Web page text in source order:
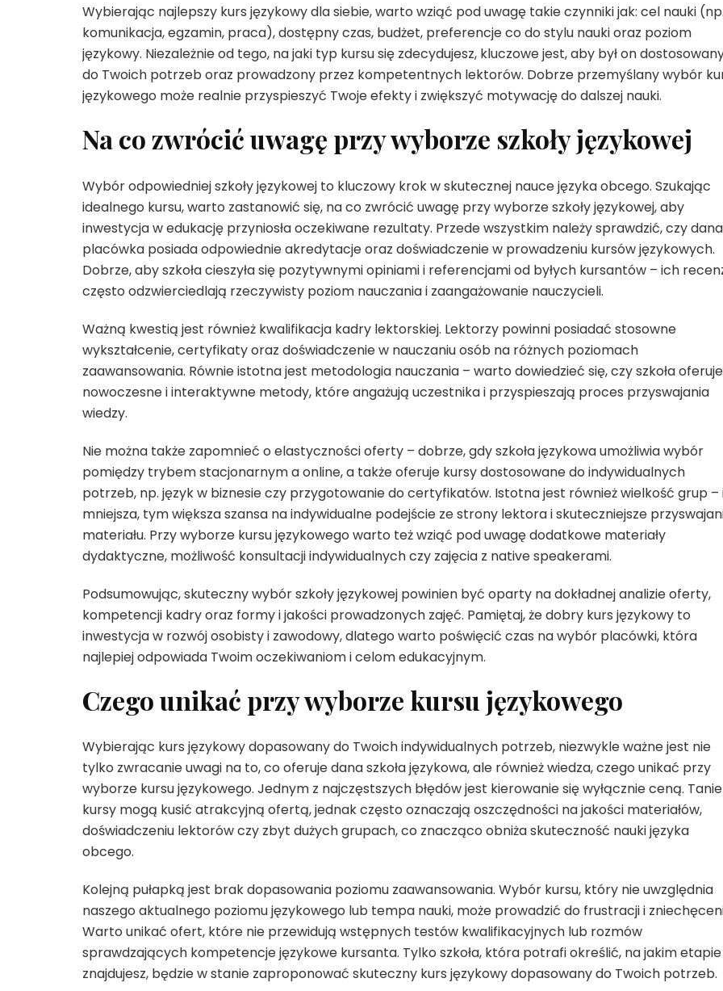
Wybierając najlepszy kurs językowy dla siebie, warto wziąć pod uwagę takie czynniki jak: cel nauki (np.
komunikacja, egzamin, praca), dostępny czas, budżet, preferencje co do stylu nauki oraz poziom
językowy. Niezależnie od tego, na jaki typ kursu się zdecydujesz, kluczowe jest, aby był on
do Twoich potrzeb oraz prowadzony przez kompetentnych lektorów. Dobrze przemyślany wybór
językowego może realnie przyspieszyć Twoje efekty i zwiększyć motywację do dalszej nauki.
Na co zwrócić uwagę przy wyborze szkoły językowej
Wybór odpowiedniej szkoły językowej to kluczowy krok w skutecznej nauce języka obcego. Szukając
idealnego kursu, warto zastanowić się, na co zwrócić uwagę przy wyborze szkoły językowej, aby
inwestycja w edukację przyniosła oczekiwane rezultaty. Przede wszystkim należy sprawdzić, czy dana
placówka posiada odpowiednie akredytacje oraz doświadczenie w prowadzeniu kursów językowych.
Dobrze, aby szkoła cieszyła się pozytywnymi opiniami i referencjami od byłych kursantów – ich
często odzwierciedlają rzeczywisty poziom nauczania i zaangażowanie nauczycieli.
Ważną kwestią jest również kwalifikacja kadry lektorskiej. Lektorzy powinni posiadać stosowne
wykształcenie, certyfikaty oraz doświadczenie w nauczaniu osób na różnych poziomach
zaawansowania. Równie istotna jest metodologia nauczania – warto dowiedzieć się, czy szkoła oferuje
nowoczesne i interaktywne metody, które angażują uczestnika i przyspieszają proces przyswajania
wiedzy.
Nie można także zapomnieć o elastyczności oferty – dobrze, gdy szkoła językowa umożliwia wybór
pomiędzy trybem stacjonarnym a online, a także oferuje kursy dostosowane do indywidualnych
potrzeb, np. język w biznesie czy przygotowanie do certyfikatów. Istotna jest również wielkość grup –
mniejsza, tym większa szansa na indywidualne podejście ze strony lektora i skuteczniejsze
materiału. Przy wyborze kursu językowego warto też wziąć pod uwagę dodatkowe materiały
dydaktyczne, możliwość konsultacji indywidualnych czy zajęcia z native speakerami.
Podsumowując, skuteczny wybór szkoły językowej powinien być oparty na dokładnej analizie oferty,
kompetencji kadry oraz formy i jakości prowadzonych zajęć. Pamiętaj, że dobry kurs językowy to
inwestycja w rozwój osobisty i zawodowy, dlatego warto poświęcić czas na wybór placówki, która
najlepiej odpowiada Twoim oczekiwaniom i celom edukacyjnym.
Czego unikać przy wyborze kursu językowego
Wybierając kurs językowy dopasowany do Twoich indywidualnych potrzeb, niezwykle ważne jest nie
tylko zwracanie uwagi na to, co oferuje dana szkoła językowa, ale również wiedza, czego unikać przy
wyborze kursu językowego. Jednym z najczęstszych błędów jest kierowanie się wyłącznie ceną. Tanie
kursy mogą kusić atrakcyjną ofertą, jednak często oznaczają oszczędności na jakości materiałów,
doświadczeniu lektorów czy zbyt dużych grupach, co znacząco obniża skuteczność nauki języka
obcego.
Kolejną pułapką jest brak dopasowania poziomu zaawansowania. Wybór kursu, który nie uwzględnia
naszego aktualnego poziomu językowego lub tempa nauki, może prowadzić do frustracji i
Warto unikać ofert, które nie przewidują wstępnych testów kwalifikacyjnych lub rozmów
sprawdzających kompetencje językowe kursanta. Tylko szkoła, która potrafi określić, na jakim etapie
znajdujesz, będzie w stanie zaproponować skuteczny kurs językowy dopasowany do Twoich potrzeb.